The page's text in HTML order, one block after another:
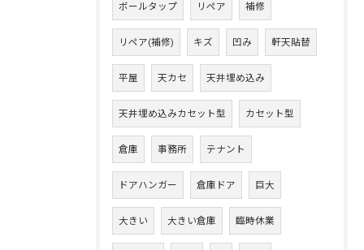
ボールタップ リペア 補修
リペア(補修) キズ 凹み 軒天貼替
平屋 天カセ 天井埋め込み
天井埋め込みカセット型 カセット型
倉庫 事務所 テナント
ドアハンガー 倉庫ドア 巨大
大きい 大きい倉庫 臨時休業